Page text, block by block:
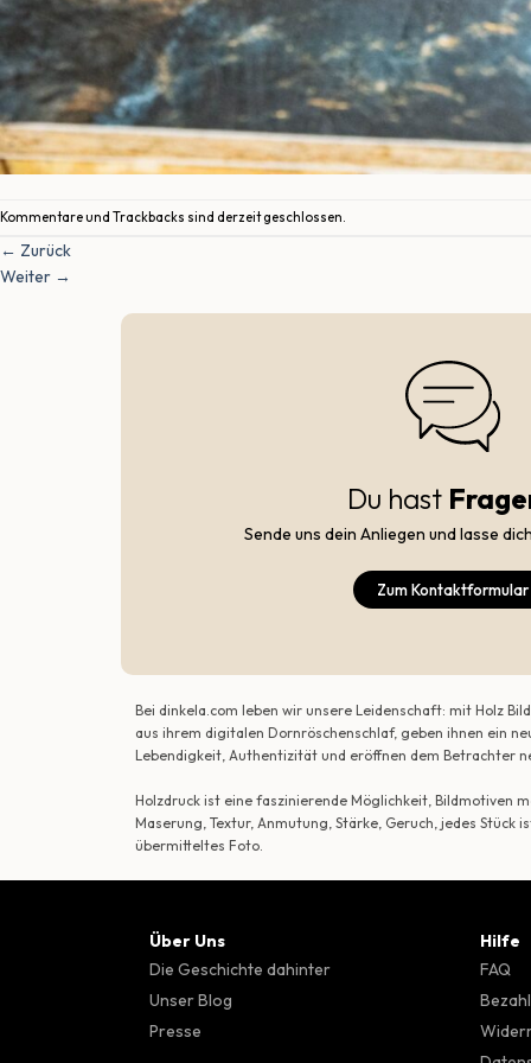
Kommentare und Trackbacks sind derzeit geschlossen.
← Zurück
Weiter →
Du hast
Sende uns dein Anliegen und lasse
Zum Kontaktformular
Bei dinkela.com leben wir unsere Leidenschaft: mit Holz
aus ihrem digitalen Dornröschenschlaf, geben ihnen ein
Lebendigkeit, Authentizität und eröffnen dem Betrachter
Holzdruck ist eine faszinierende Möglichkeit, Bildmotiven
Maserung, Textur, Anmutung, Stärke, Geruch, jedes
übermitteltes Foto.
Über Uns
Die Geschichte dahinter
Unser Blog
Presse
Hilfe
FAQ